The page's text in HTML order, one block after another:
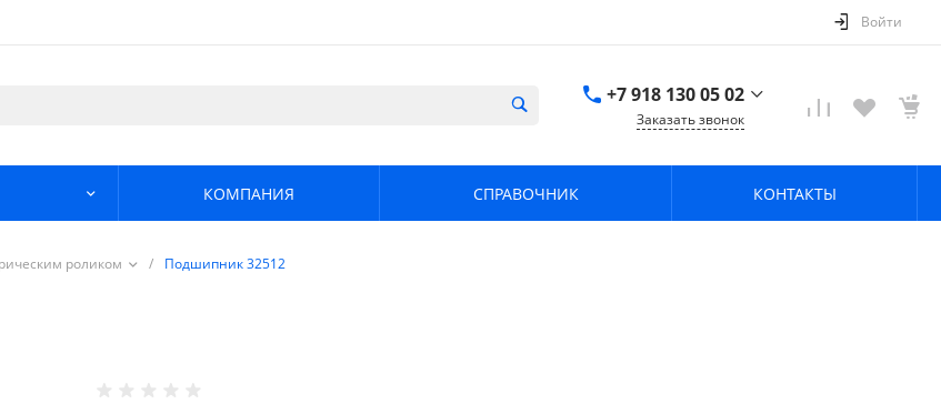
Войти
+7 918 130 05 02
Заказать звонок
КОМПАНИЯ СПРАВОЧНИК КОНТАКТЫ
роликом / Подшипник 32512